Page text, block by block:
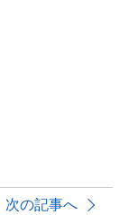
次の記事へ